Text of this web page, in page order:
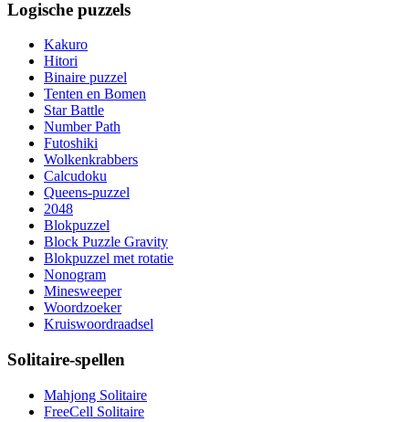
Logische puzzels
Kakuro
Hitori
Binaire puzzel
Tenten en Bomen
Star Battle
Number Path
Futoshiki
Wolkenkrabbers
Calcudoku
Queens-puzzel
2048
Blokpuzzel
Block Puzzle Gravity
Blokpuzzel met rotatie
Nonogram
Minesweeper
Woordzoeker
Kruiswoordraadsel
Solitaire-spellen
Mahjong Solitaire
FreeCell Solitaire